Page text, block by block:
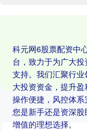
科元网6股票配资中
台，致力于为广大
支持。我们汇聚行
大投资资金，提升
操作便捷，风控体
您是新手还是资深
增值的理想选择。